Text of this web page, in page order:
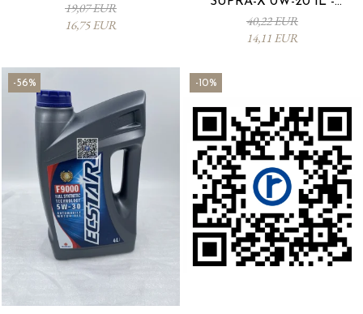
19,07 EUR
16,75 EUR
0012MO0W20
40,22 EUR
14,11 EUR
-56% -10%